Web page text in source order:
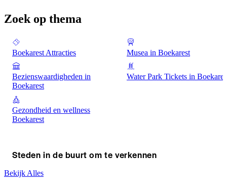
Zoek op thema
Boekarest Attracties Musea in Boekarest
Bezienswaardigheden in
Boekarest
Water Park Tickets in
Gezondheid en wellness
Boekarest
Steden in de buurt om te verkennen
Bekijk Alles